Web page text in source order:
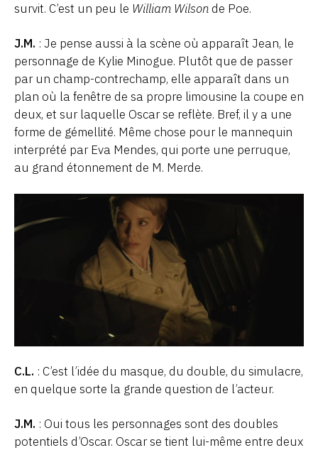
survit. C’est un peu le William Wilson de Poe.
J.M. : Je pense aussi à la scène où apparaît Jean, le
personnage de Kylie Minogue. Plutôt que de passer
par un champ-contrechamp, elle apparaît dans un
plan où la fenêtre de sa propre limousine la coupe en
deux, et sur laquelle Oscar se reflète. Bref, il y a une
forme de gémellité. Même chose pour le mannequin
interprété par Eva Mendes, qui porte une perruque,
au grand étonnement de M. Merde.
C.L. : C’est l’idée du masque, du double, du simulacre,
en quelque sorte la grande question de l’acteur.
J.M. : Oui tous les personnages sont des doubles
potentiels d’Oscar. Oscar se tient lui-même entre deux